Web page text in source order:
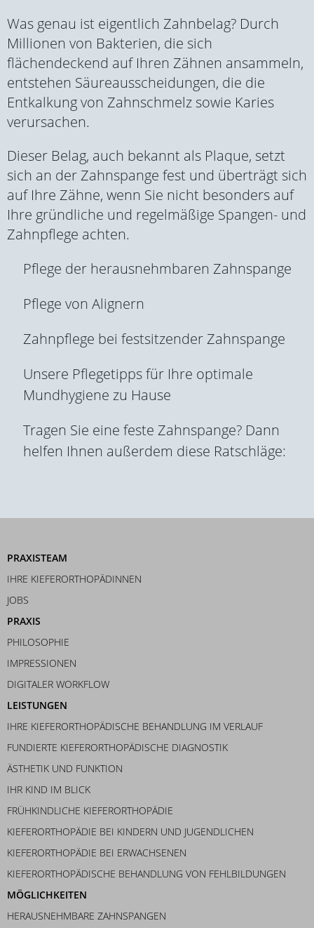
Was genau ist eigentlich Zahnbelag? Durch
Millionen von Bakterien, die sich
flächendeckend auf Ihren Zähnen ansammeln,
entstehen Säureausscheidungen, die die
Entkalkung von Zahnschmelz sowie Karies
verursachen.
Dieser Belag, auch bekannt als Plaque, setzt
sich an der Zahnspange fest und überträgt sich
auf Ihre Zähne, wenn Sie nicht besonders auf
Ihre gründliche und regelmäßige Spangen- und
Zahnpflege achten.
Pflege der herausnehmbaren Zahnspange
Pflege von Alignern
Zahnpflege bei festsitzender Zahnspange
Unsere Pflegetipps für Ihre optimale
Mundhygiene zu Hause
Tragen Sie eine feste Zahnspange? Dann
helfen Ihnen außerdem diese Ratschläge:
PRAXISTEAM
IHRE KIEFERORTHOPÄDINNEN
JOBS
PRAXIS
PHILOSOPHIE
IMPRESSIONEN
DIGITALER WORKFLOW
LEISTUNGEN
IHRE KIEFERORTHOPÄDISCHE BEHANDLUNG IM VERLAUF
FUNDIERTE KIEFERORTHOPÄDISCHE DIAGNOSTIK
ÄSTHETIK UND FUNKTION
IHR KIND IM BLICK
FRÜHKINDLICHE KIEFERORTHOPÄDIE
KIEFERORTHOPÄDIE BEI KINDERN UND JUGENDLICHEN
KIEFERORTHOPÄDIE BEI ERWACHSENEN
KIEFERORTHOPÄDISCHE BEHANDLUNG VON FEHLBILDUNGEN
MÖGLICHKEITEN
HERAUSNEHMBARE ZAHNSPANGEN